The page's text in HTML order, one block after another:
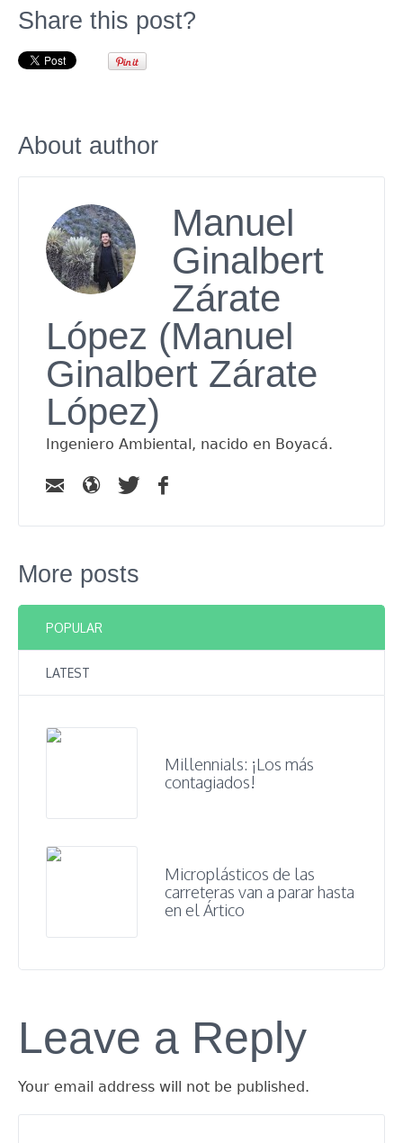
Share this post?
About author
Manuel
Ginalbert
Zárate
López (Manuel
Ginalbert Zárate
López)
Ingeniero Ambiental, nacido en Boyacá.
More posts
POPULAR
LATEST
Millennials: ¡Los más
contagiados!
Microplásticos de las
carreteras van a parar hasta
en el Ártico
Leave a Reply
Your email address will not be published.